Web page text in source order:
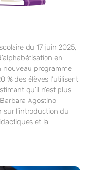
du 17 juin 2025,
en
nouveau programme
% des élèves l’utilisent
qu’il n’est plus
Agostino
sur l’introduction du
et la